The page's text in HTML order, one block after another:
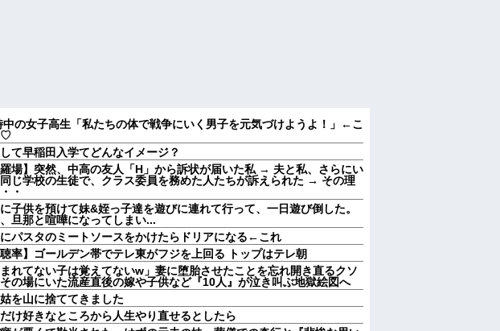
中の女子高生「私たちの体で戦争にいく男子を元気づけようよ！」←こ
て早稲田入学てどんなイメージ？
羅場】突然、中高の友人「H」から訴状が届いた私 → 夫と私、さらにい
じ学校の生徒で、クラス委員を務めた人たちが訴えられた → その理
・
子供を預けて妹&姪っ子達を遊びに連れて行って、一日遊び倒した。
旦那と喧嘩になってしまい...
パスタのミートソースをかけたらドリアになる←これ
聴率】ゴールデン帯でテレ東がフジを上回る トップはテレ朝
まれてない子は覚えてないw」妻に堕胎させたことを忘れ開き直るクソ
の場にいた流産直後の嫁や子供など『10人』が泣き叫ぶ地獄絵図へ
を山に捨ててきました
け好きなところから人生やり直せるとしたら